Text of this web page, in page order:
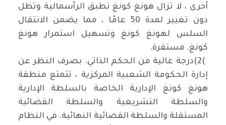
أخرى ، لا تزال هونغ كونغ تطبق الرأسمالية وتظل
دون تغيير لمدة 50 عامًا ، مما يضمن الانتقال
السلس لهونغ كونغ وتسهيل استمرار هونغ
كونغ. مستقرة.
(2(درجة عالية من الحكم الذاتي. بصرف النظر عن
إدارة الحكومة الشعبية المركزية ، تتمتع منطقة
هونغ كونغ الإدارية الخاصة بالسلطة الإدارية
والسلطة التشريعية والسلطة القضائية
المستقلة والسلطة القضائية النهائية. في النظام